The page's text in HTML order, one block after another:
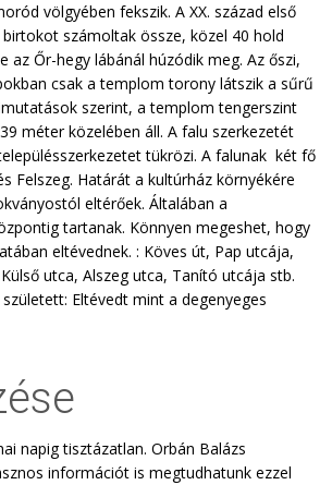
völgyében fekszik. A XX. század első
számoltak össze, közel 40 hold
az Őr-hegy lábánál húzódik meg. Az őszi,
csak a templom torony látszik a sűrű
szerint, a templom tengerszint
méter közelében áll. A falu szerkezetét
tükrözi. A falunak két fő
Felszeg. Határát a kultúrház környékére
eltérőek. Általában a
tartanak. Könnyen megeshet, hogy
eltévednek. : Köves út, Pap utcája,
utca, Alszeg utca, Tanító utcája stb.
Eltévedt mint a degenyeges
napig tisztázatlan. Orbán Balázs
információt is megtudhatunk ezzel